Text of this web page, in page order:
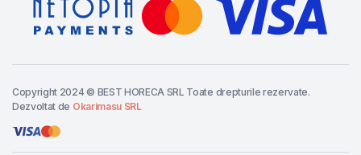
Copyright 2024 © BEST HORECA SRL Toate drepturile rezervate.
Dezvoltat de Okarimasu SRL